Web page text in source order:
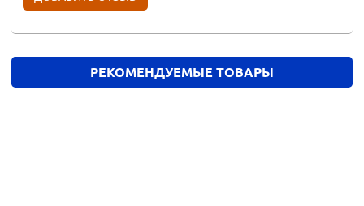
РЕКОМЕНДУЕМЫЕ ТОВАРЫ